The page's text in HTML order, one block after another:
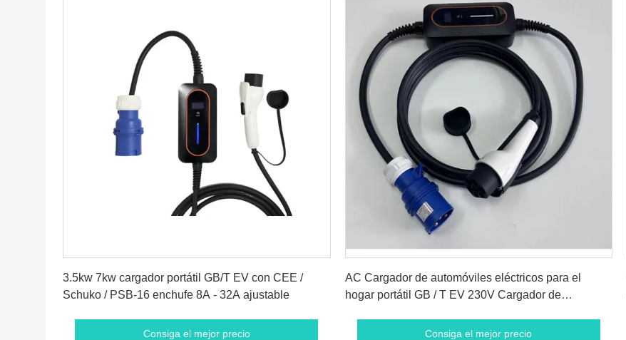
3.5kw 7kw cargador portátil GB/T EV con CEE /
Schuko / PSB-16 enchufe 8A - 32A ajustable
Consiga el mejor precio
AC Cargador de automóviles eléctricos para el
hogar portátil GB / T EV 230V Cargador de
Consiga el mejor precio